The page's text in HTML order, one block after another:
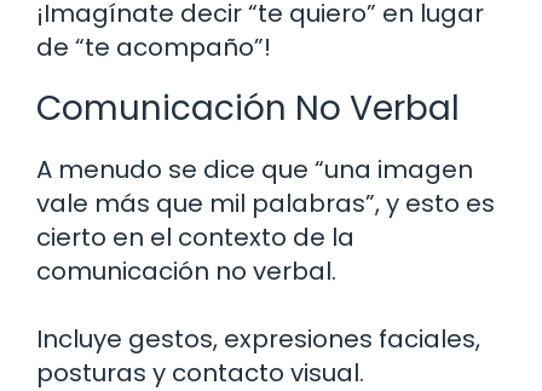
¡Imagínate decir “te quiero” en lugar
de “te acompaño”!
Comunicación No Verbal
A menudo se dice que “una imagen
vale más que mil palabras”, y esto es
cierto en el contexto de la
comunicación no verbal.
Incluye gestos, expresiones faciales,
posturas y contacto visual.